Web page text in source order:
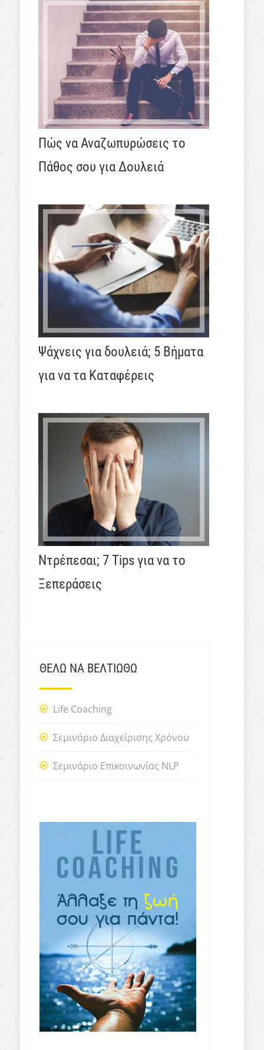
Πώς να Αναζωπυρώσεις το
Πάθος σου για Δουλειά
Ψάχνεις για δουλειά; 5 Βήματα
για να τα Καταφέρεις
Ντρέπεσαι; 7 Tips για να το
Ξεπεράσεις
ΘΕΛΩ ΝΑ ΒΕΛΤΙΩΘΩ
Life Coaching
Σεμινάριο Διαχείρισης Χρόνου
Σεμινάριο Επικοινωνίας NLP